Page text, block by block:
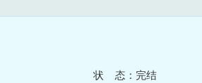
状 态：完结